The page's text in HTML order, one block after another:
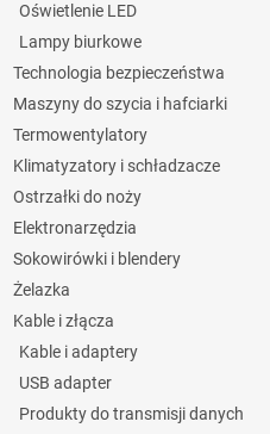
Oświetlenie LED
Lampy biurkowe
Technologia bezpieczeństwa
Maszyny do szycia i hafciarki
Termowentylatory
Klimatyzatory i schładzacze
Ostrzałki do noży
Elektronarzędzia
Sokowirówki i blendery
Żelazka
Kable i złącza
Kable i adaptery
USB adapter
Produkty do transmisji danych